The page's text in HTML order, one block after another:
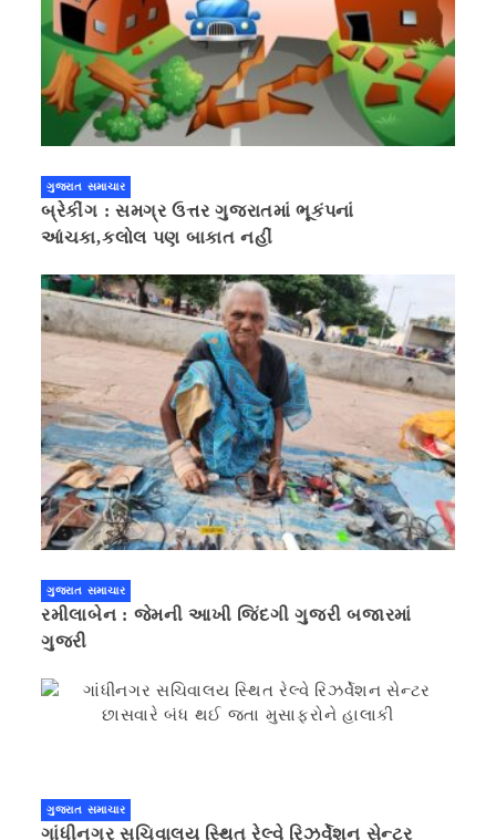
ગુજરાત સમાચાર
બ્રેકીંગ : સમગ્ર ઉત્તર ગુજરાતમાં ભૂકંપનાં
આંચકા,કલોલ પણ બાકાત નહીં
ગુજરાત સમાચાર
રમીલાબેન : જેમની આખી જિંદગી ગુજરી બજારમાં
ગુજરી
ગુજરાત સમાચાર
ગાંધીનગર સચિવાલય સ્થિત રેલ્વે રિઝર્વેશન સેન્ટર